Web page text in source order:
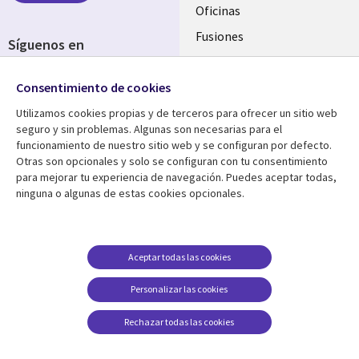
Oficinas
Fusiones
Inversores
Centro de Recursos
Library
Links
Artículos
Blogs
Casos de éxito
Puntos de vista
Ayuda
Legal
SPAIN
Aviso Legal
Política de Privacidad
Gestión de cookies
Síguenos en
Media
SPAIN
Consentimiento de cookies
Utilizamos cookies propias y de terceros para ofrecer un sitio web
seguro y sin problemas. Algunas son necesarias para el
funcionamiento de nuestro sitio web y se configuran por defecto.
Otras son opcionales y solo se configuran con tu consentimiento
para mejorar tu experiencia de navegación. Puedes aceptar todas,
ninguna o algunas de estas cookies opcionales.
Personalizar las cookies
Aceptar todas las cookies
Rechazar todas las cookies